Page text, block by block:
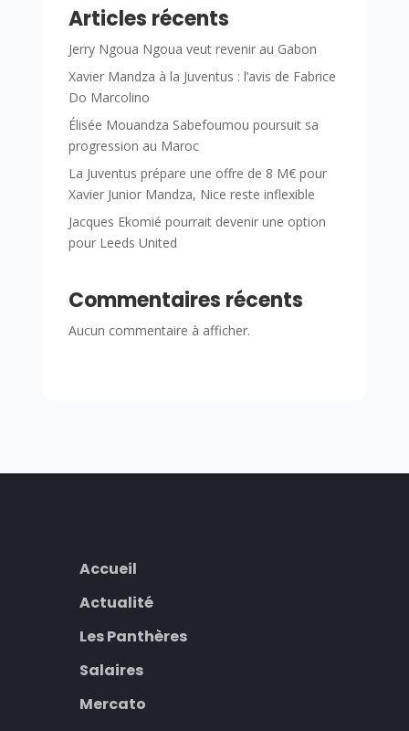
Articles récents
Jerry Ngoua Ngoua veut revenir au Gabon
Xavier Mandza à la Juventus : l’avis de Fabrice
Do Marcolino
Élisée Mouandza Sabefoumou poursuit sa
progression au Maroc
La Juventus prépare une offre de 8 M€ pour
Xavier Junior Mandza, Nice reste inflexible
Jacques Ekomié pourrait devenir une option
pour Leeds United
Commentaires récents
Aucun commentaire à afficher.
Accueil
Actualité
Les Panthères
Salaires
Mercato